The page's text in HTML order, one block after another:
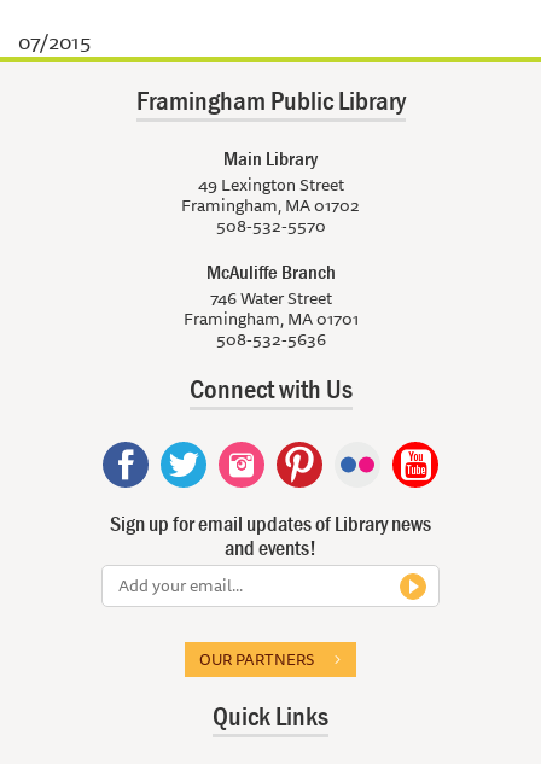
07/2015
Framingham Public Library
Main Library
49 Lexington Street
Framingham, MA 01702
508-532-5570
McAuliffe Branch
746 Water Street
Framingham, MA 01701
508-532-5636
Connect with Us
Sign up for email updates of Library news
and events!
OUR PARTNERS
Quick Links